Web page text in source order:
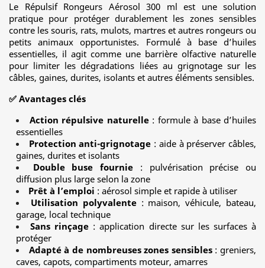
Le Répulsif Rongeurs Aérosol 300 ml est une solution
pratique pour protéger durablement les zones sensibles
contre les souris, rats, mulots, martres et autres rongeurs ou
petits animaux opportunistes. Formulé à base d’huiles
essentielles, il agit comme une barrière olfactive naturelle
pour limiter les dégradations liées au grignotage sur les
câbles, gaines, durites, isolants et autres éléments sensibles.
✅ Avantages clés
Action répulsive naturelle: formule à base d’huiles
essentielles
Protection anti-grignotage : aide à préserver câbles,
gaines, durites et isolants
Double buse fournie : pulvérisation précise ou
diffusion plus large selon la zone
Prêt à l’emploi : aérosol simple et rapide à utiliser
Utilisation polyvalente: maison, véhicule, bateau,
garage, local technique
Sans rinçage : application directe sur les surfaces à
protéger
Adapté à de nombreuses zones sensibles: greniers,
caves, capots, compartiments moteur, amarres